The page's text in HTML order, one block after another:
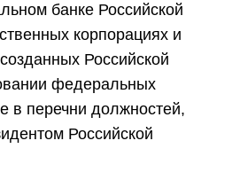
банке Российской
корпорациях и
Российской
федеральных
в перечни должностей,
Российской